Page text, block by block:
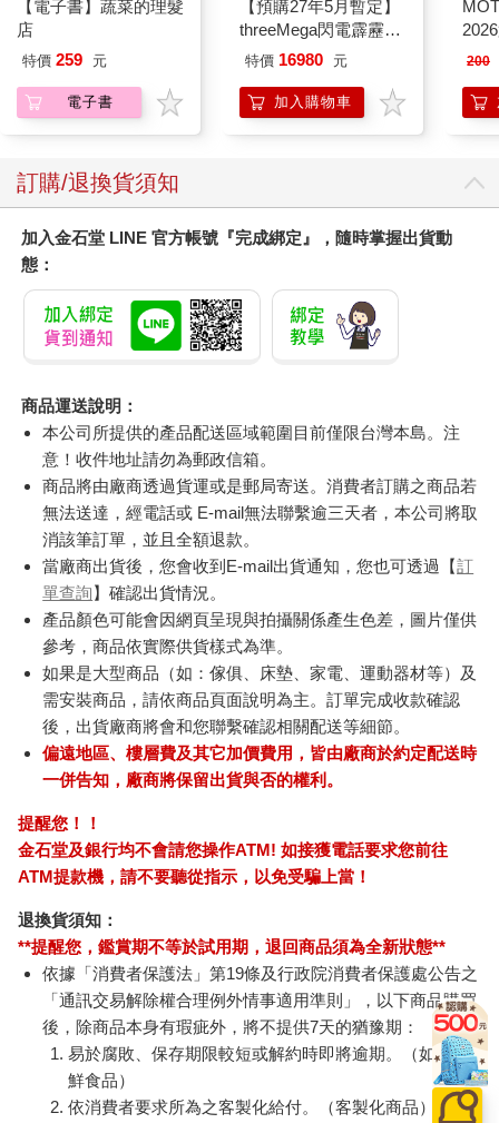
【電子書】蔬菜的理髮
店
特價 259 元
電子書
【預購27年5月暫定】
threeMega閃電霹靂車
VA Hi-SPEC UNITED
SIREN 黑色限定
特價 16980 元
加入購物車
200
訂購/退換貨須知
加入金石堂 LINE 官方帳號『完成綁定』，隨時掌握出貨動
態：
商品運送說明：
本公司所提供的產品配送區域範圍目前僅限台灣本島。注
意！收件地址請勿為郵政信箱。
商品將由廠商透過貨運或是郵局寄送。消費者訂購之商品若
無法送達，經電話或 E-mail無法聯繫逾三天者，本公司將取
消該筆訂單，並且全額退款。
當廠商出貨後，您會收到E-mail出貨通知，您也可透過【訂
單查詢 】確認出貨情況。
產品顏色可能會因網頁呈現與拍攝關係產生色差，圖片僅供
參考，商品依實際供貨樣式為準。
如果是大型商品（如：傢俱、床墊、家電、運動器材等）及
需安裝商品，請依商品頁面說明為主。訂單完成收款確認
後，出貨廠商將會和您聯繫確認相關配送等細節。
偏遠地區、樓層費及其它加價費用，皆由廠商於約定配送時
一併告知，廠商將保留出貨與否的權利。
提醒您！！
金石堂及銀行均不會請您操作ATM! 如接獲電話要求您前往
ATM提款機，請不要聽從指示，以免受騙上當！
退換貨須知：
**提醒您，鑑賞期不等於試用期，退回商品須為全新狀態**
依據「消費者保護法」第19條及行政院消費者保護處公告之
「通訊交易解除權合理例外情事適用準則」，以下商品購買
後，除商品本身有瑕疵外，將不提供7天的猶豫期：
易於腐敗、保存期限較短或解約時即將逾期。（如：生
鮮食品）
依消費者要求所為之客製化給付。（客製化商品）